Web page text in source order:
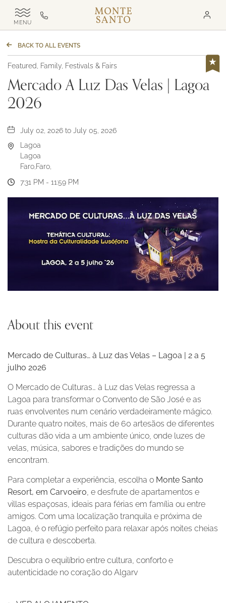
ALTERNAR
Ligue-
nos
+351
282
000
Monte
BACK TO ALL EVENTS
Featured, Family, Festivals & Fairs
Mercado A Luz Das Velas | Lagoa
2026
July 02, 2026 to July 05, 2026
Lagoa
Lagoa
Faro,Faro,
7:31 PM - 11:59 PM
About this event
Mercado de Culturas… à Luz das Velas – Lagoa | 2 a 5
julho 2026
O Mercado de Culturas… à Luz das Velas regressa a
Lagoa para transformar o Convento de São José e as
ruas envolventes num cenário verdadeiramente mágico.
Durante quatro noites, mais de 60 artesãos de diferentes
culturas dão vida a um ambiente único, onde luzes de
velas, música, sabores e tradições do mundo se
encontram.
Para completar a experiência, escolha o Monte Santo
Resort, em Carvoeiro, e desfrute de apartamentos e
villas espaçosas, ideais para férias em família ou entre
amigos. Com uma localização tranquila e próxima de
Lagoa, é o refúgio perfeito para relaxar após noites cheias
de cultura e descoberta.
Descubra o equilíbrio entre cultura, conforto e
autenticidade no coração do Algarv